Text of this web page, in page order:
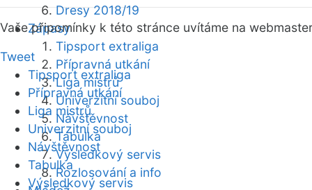
Dresy 2018/19
Zápasy
Tipsport extraliga
Přípravná utkání
Liga mistrů
Univerzitní souboj
Návštěvnost
Tabulka
Výsledkový servis
Rozlosování a info
Vaše připomínky k této stránce uvítáme na webmaster
Tweet
Tipsport extraliga
Přípravná utkání
Liga mistrů
Univerzitní souboj
Návštěvnost
Tabulka
Výsledkový servis